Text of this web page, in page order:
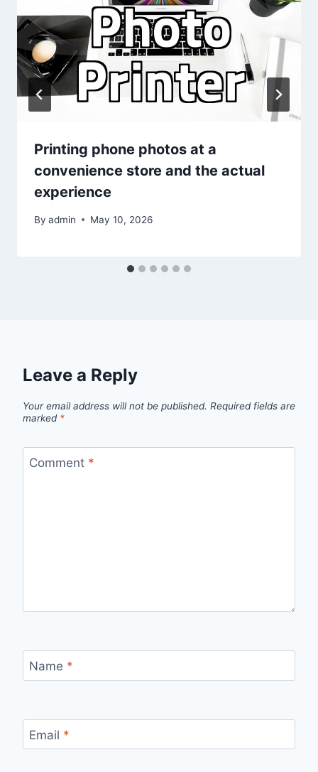
Printing phone photos at a
convenience store and the actual
experience
By admin May 10, 2026
Leave a Reply
Your email address will not be published. Required fields are
marked *
Comment *
Name *
Email *